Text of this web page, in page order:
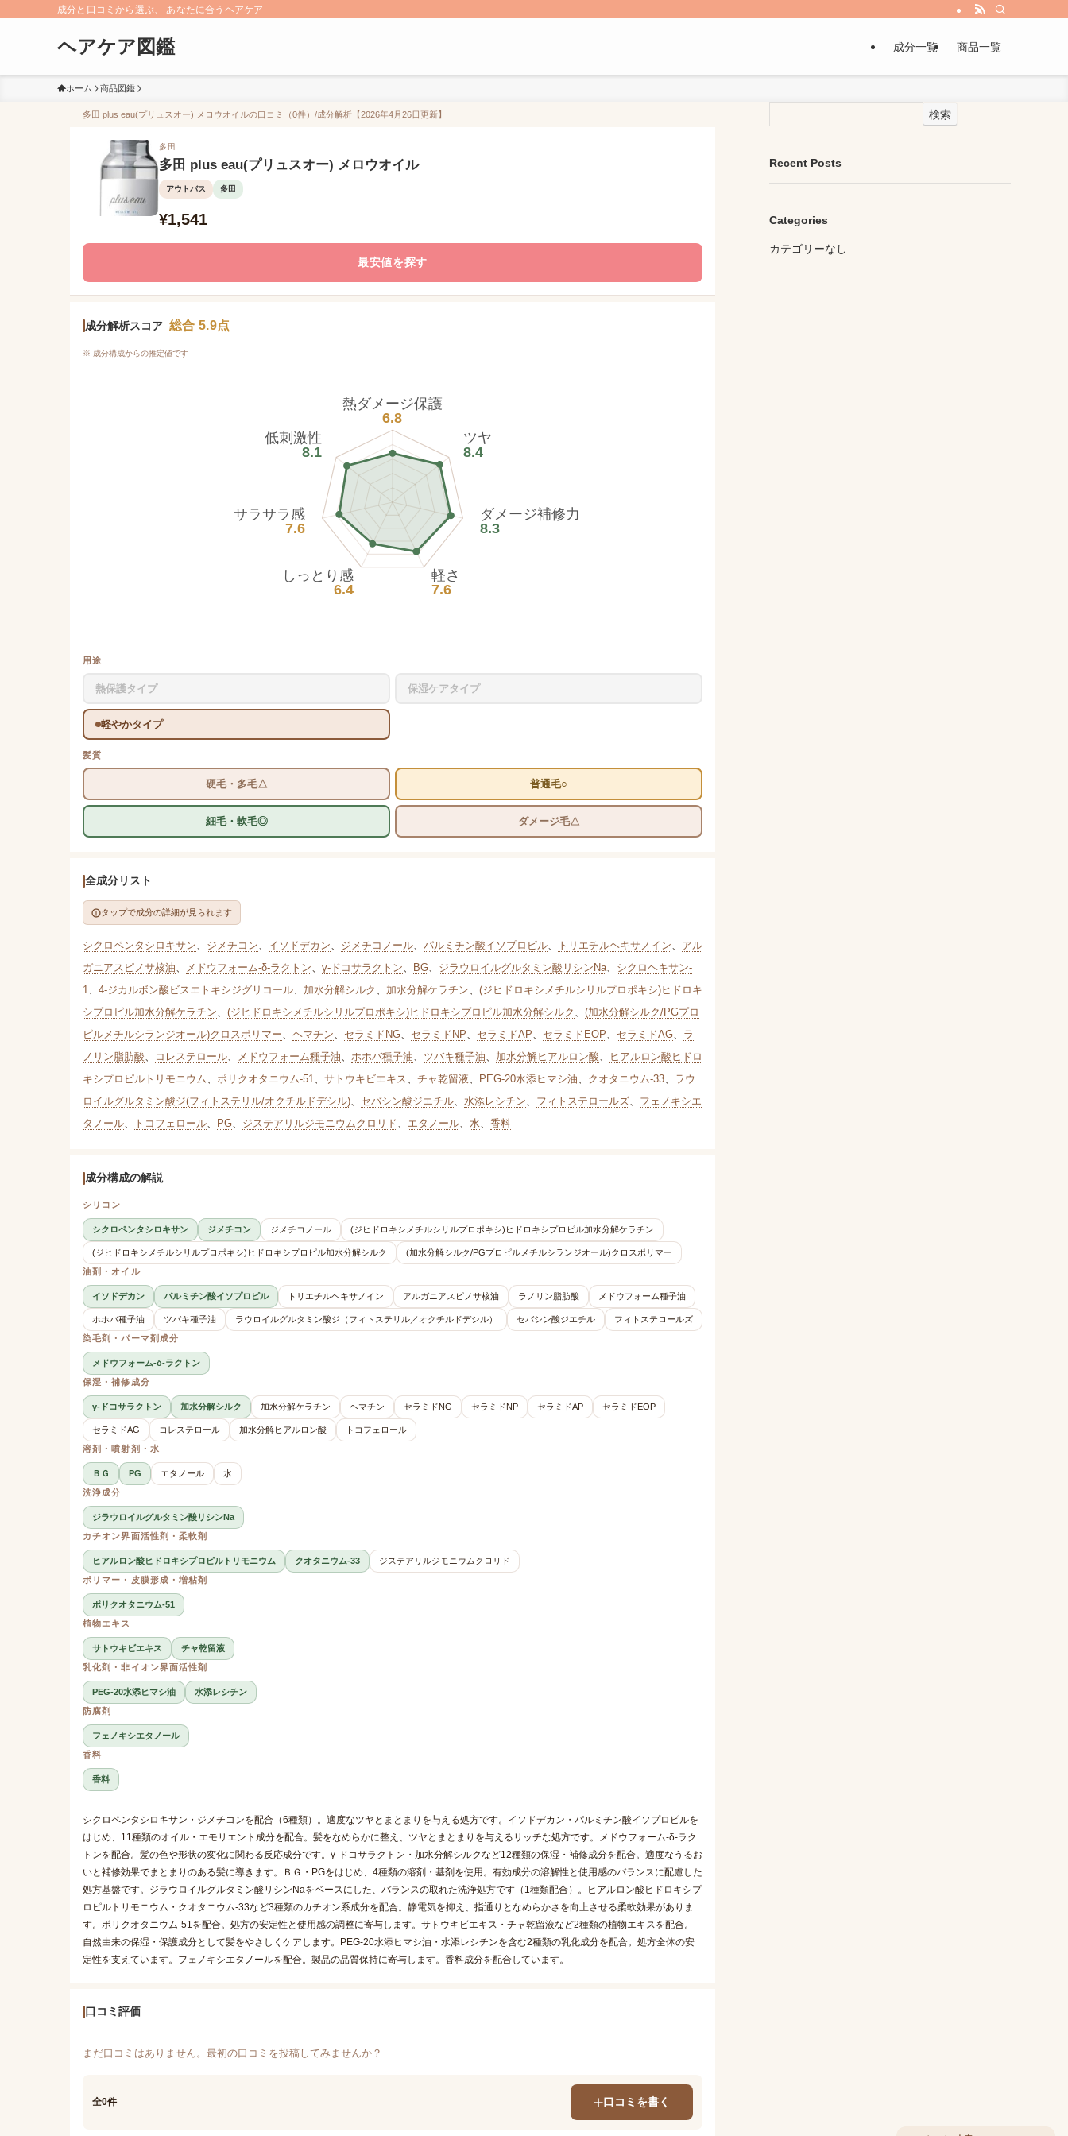
成分と口コミから選ぶ、 あなたに合うヘアケア
ヘアケア図鑑 成分一覧 商品一覧
ホーム 商品図鑑
多田 plus eau(プリュスオー) メロウオイルの口コミ（0件）/成分解析【2026年4月26日更新】
多田
多田 plus eau(プリュスオー) メロウオイル
アウトバス 多田
¥1,541
最安値を探す
成分解析スコア 総合 5.9点
※ 成分構成からの推定値です
熱ダメージ保護
6.8
ツヤ
8.4
ダメージ補修力
8.3
軽さ
7.6
しっとり感
6.4
サラサラ感
7.6
低刺激性
8.1
用途
熱保護タイプ 保湿ケアタイプ
軽やかタイプ
髪質
硬毛・多毛△ 普通毛○
細毛・軟毛◎ ダメージ毛△
全成分リスト
タップで成分の詳細が見られます
シクロペンタシロキサン、 ジメチコン、 イソドデカン、 ジメチコノール、 パルミチン酸イソプロピル、 トリエチルヘキサノイン、 アル
ガニアスピノサ核油、 メドウフォーム-δ-ラクトン、 γ-ドコサラクトン、 BG、 ジラウロイルグルタミン酸リシンNa、 シクロヘキサン-
1、 4-ジカルボン酸ビスエトキシジグリコール、 加水分解シルク 、 加水分解ケラチン、 (ジヒドロキシメチルシリルプロポキシ)ヒドロキ
シプロピル加水分解ケラチン、 (ジヒドロキシメチルシリルプロポキシ)ヒドロキシプロピル加水分解シルク 、 (加水分解シルク/PGプロ
ピルメチルシランジオール)クロスポリマー、 ヘマチン、 セラミドNG、 セラミドNP、 セラミドAP、 セラミドEOP、 セラミドAG、 ラ
ノリン脂肪酸、 コレステロール、 メドウフォーム種子油、 ホホバ種子油、 ツバキ種子油、 加水分解ヒアルロン酸、
ヒアルロン酸ヒドロ
キシプロピルトリモニウム、 ポリクオタニウム-51、 サトウキビエキス、 チャ乾留液、 PEG-20水添ヒマシ油、 クオタニウム-33、 ラウ
ロイルグルタミン酸ジ(フィトステリル/オクチルドデシル)、 セバシン酸ジエチル、 水添レシチン、 フィトステロールズ、 フェノキシエ
タノール、 トコフェロール、 PG、 ジステアリルジモニウムクロリド、 エタノール、 水、 香料
成分構成の解説
シリコン
シクロペンタシロキサン ジメチコン ジメチコノール (ジヒドロキシメチルシリルプロポキシ)ヒドロキシプロピル加水分解ケラチン
(ジヒドロキシメチルシリルプロポキシ)ヒドロキシプロピル加水分解シルク
(加水分解シルク/PGプロピルメチルシランジオール)クロスポリマー
油剤・オイル
イソドデカン パルミチン酸イソプロピル トリエチルヘキサノイン アルガニアスピノサ核油 ラノリン脂肪酸 メドウフォーム種子油
ホホバ種子油 ツバキ種子油 ラウロイルグルタミン酸ジ（フィトステリル／オクチルドデシル） セバシン酸ジエチル
フィトステロールズ
染毛剤・パーマ剤成分
メドウフォーム-δ-ラクトン
保湿・補修成分
γ-ドコサラクトン 加水分解シルク 加水分解ケラチン ヘマチン セラミドNG セラミドNP セラミドAP セラミドEOP
セラミドAG コレステロール 加水分解ヒアルロン酸
トコフェロール
溶剤・噴射剤・水
ＢＧ PG エタノール
水
洗浄成分
ジラウロイルグルタミン酸リシンNa
カチオン界面活性剤・柔軟剤
ヒアルロン酸ヒドロキシプロピルトリモニウム クオタニウム-33
ジステアリルジモニウムクロリド
ポリマー・皮膜形成・増粘剤
ポリクオタニウム-51
植物エキス
サトウキビエキス
チャ乾留液
乳化剤・非イオン界面活性剤
PEG-20水添ヒマシ油
水添レシチン
防腐剤
フェノキシエタノール
香料
香料
シクロペンタシロキサン・ジメチコンを配合（6種類）。適度なツヤとまとまりを与える処方です。イソドデカン・パルミチン酸イソプロピルを
はじめ、11種類のオイル・エモリエント成分を配合。髪をなめらかに整え、ツヤとまとまりを与えるリッチな処方です。メドウフォーム-δ-ラク
トンを配合。髪の色や形状の変化に関わる反応成分です。γ-ドコサラクトン・加水分解シルクなど12種類の保湿・補修成分を配合。適度なうるお
いと補修効果でまとまりのある髪に導きます。ＢＧ・PGをはじめ、4種類の溶剤・基剤を使用。有効成分の溶解性と使用感のバランスに配慮した
処方基盤です。ジラウロイルグルタミン酸リシンNaをベースにした、バランスの取れた洗浄処方です（1種類配合）。ヒアルロン酸ヒドロキシプ
ロピルトリモニウム・クオタニウム-33など3種類のカチオン系成分を配合。静電気を抑え、指通りとなめらかさを向上させる柔軟効果がありま
す。ポリクオタニウム-51を配合。処方の安定性と使用感の調整に寄与します。サトウキビエキス・チャ乾留液など2種類の植物エキスを配合。
自然由来の保湿・保護成分として髪をやさしくケアします。PEG-20水添ヒマシ油・水添レシチンを含む2種類の乳化成分を配合。処方全体の安
定性を支えています。フェノキシエタノールを配合。製品の品質保持に寄与します。香料成分を配合しています。
口コミ評価
まだ口コミはありません。最初の口コミを投稿してみませんか？
全0件 口コミを書く
検索
Recent Posts
Categories
カテゴリーなし